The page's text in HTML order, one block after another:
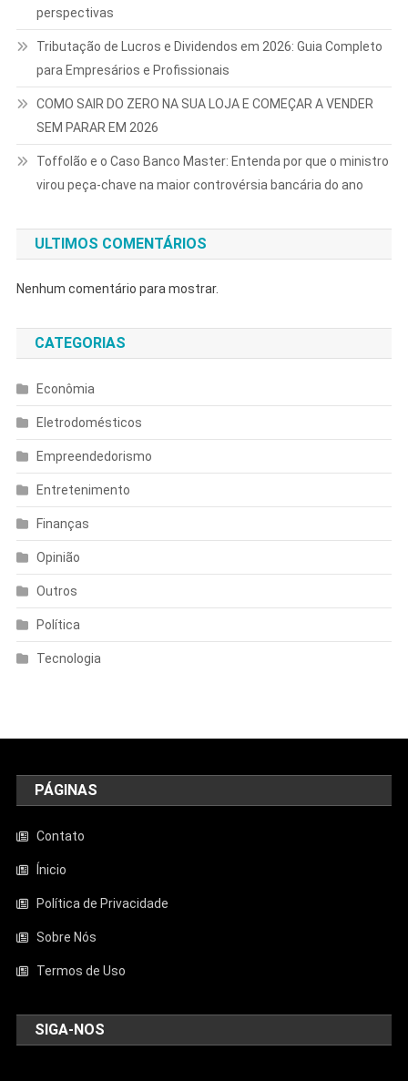
perspectivas
Tributação de Lucros e Dividendos em 2026: Guia Completo
para Empresários e Profissionais
COMO SAIR DO ZERO NA SUA LOJA E COMEÇAR A VENDER
SEM PARAR EM 2026
Toffolão e o Caso Banco Master: Entenda por que o ministro
virou peça-chave na maior controvérsia bancária do ano
ULTIMOS COMENTÁRIOS
Nenhum comentário para mostrar.
CATEGORIAS
Econômia
Eletrodomésticos
Empreendedorismo
Entretenimento
Finanças
Opinião
Outros
Política
Tecnologia
PÁGINAS
Contato
Ínicio
Política de Privacidade
Sobre Nós
Termos de Uso
SIGA-NOS